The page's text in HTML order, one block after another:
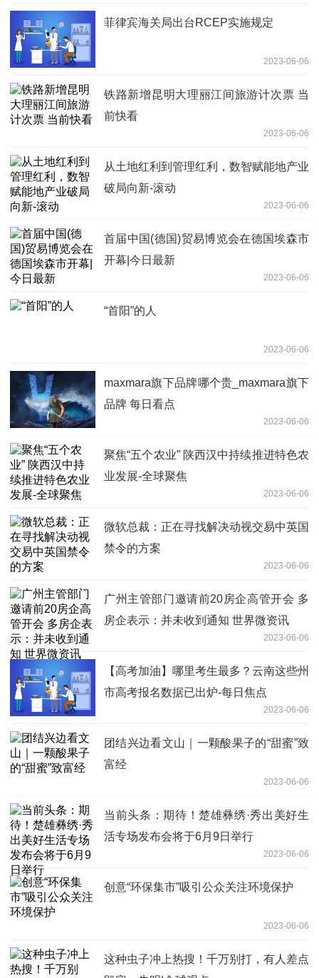
菲律宾海关局出台RCEP实施规定
2023-06-06
铁路新增昆明大理丽江间旅游计次票 当
前快看
2023-06-06
从土地红利到管理红利，数智赋能地产业
破局向新-滚动
2023-06-06
首届中国(德国)贸易博览会在德国埃森市
开幕|今日最新
2023-06-06
“首阳”的人
2023-06-06
maxmara旗下品牌哪个贵_maxmara旗下
品牌 每日看点
2023-06-06
聚焦“五个农业” 陕西汉中持续推进特色农
业发展-全球聚焦
2023-06-06
微软总裁：正在寻找解决动视交易中英国
禁令的方案
2023-06-06
广州主管部门邀请前20房企高管开会 多
房企表示：并未收到通知 世界微资讯
2023-06-06
【高考加油】哪里考生最多？云南这些州
市高考报名数据已出炉-每日焦点
2023-06-06
团结兴边看文山｜一颗酸果子的“甜蜜”致
富经
2023-06-06
当前头条：期待！楚雄彝绣·秀出美好生
活专场发布会将于6月9日举行
2023-06-06
创意“环保集市”吸引公众关注环境保护
2023-06-06
这种虫子冲上热搜！千万别打，有人差点